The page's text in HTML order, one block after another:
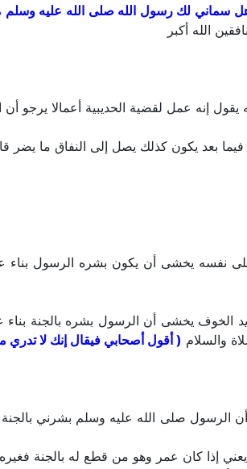
هل سماني لك رسول الله صلى الله عليه
الله أكبر
إنه عمل لقضية الحديبية أعمالا يرجو أن
فيما بعد يكون كذلك يصل إلى النفاق ما يضر
نفسه يخشى أن يكون بشره الرسول بناء
الخوف يخشى أن الرسول بشره بالجنة
والسلام ( أقول أصحابي فيقال إنك لا تدري
الرسول صلى الله عليه وسلم بشرني
إذا كان عمر وهو من قطع له بالجنة